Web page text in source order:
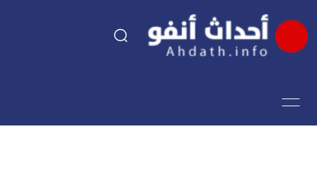
اقتصاد